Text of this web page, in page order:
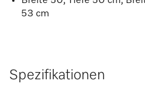
53 cm
Spezifikationen